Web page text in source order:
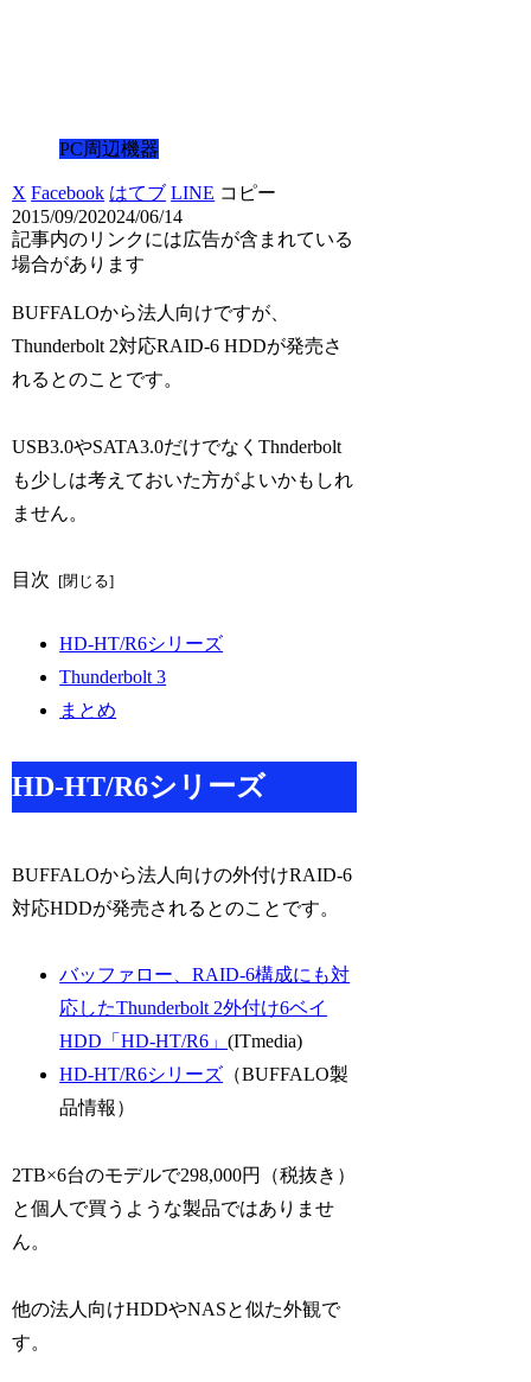
PC周辺機器
X Facebook はてブ LINE コピー
2015/09/202024/06/14
記事内のリンクには広告が含まれている
場合があります
BUFFALOから法人向けですが、
Thunderbolt 2対応RAID-6 HDDが発売さ
れるとのことです。
USB3.0やSATA3.0だけでなくThnderbolt
も少しは考えておいた方がよいかもしれ
ません。
目次
HD-HT/R6シリーズ
Thunderbolt 3
まとめ
HD-HT/R6シリーズ
BUFFALOから法人向けの外付けRAID-6
対応HDDが発売されるとのことです。
バッファロー、RAID-6構成にも対
応したThunderbolt 2外付け6ベイ
HDD「HD-HT/R6」(ITmedia)
HD-HT/R6シリーズ （BUFFALO製
品情報）
2TB×6台のモデルで298,000円（税抜き）
と個人で買うような製品ではありませ
ん。
他の法人向けHDDやNASと似た外観で
す。